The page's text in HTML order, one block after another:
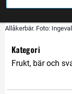
Allåkerbär. Foto:
Kategori
Frukt, bär och